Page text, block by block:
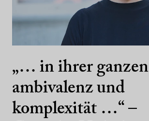
„… in ihrer ganzen
ambivalenz und
komplexität …“ –